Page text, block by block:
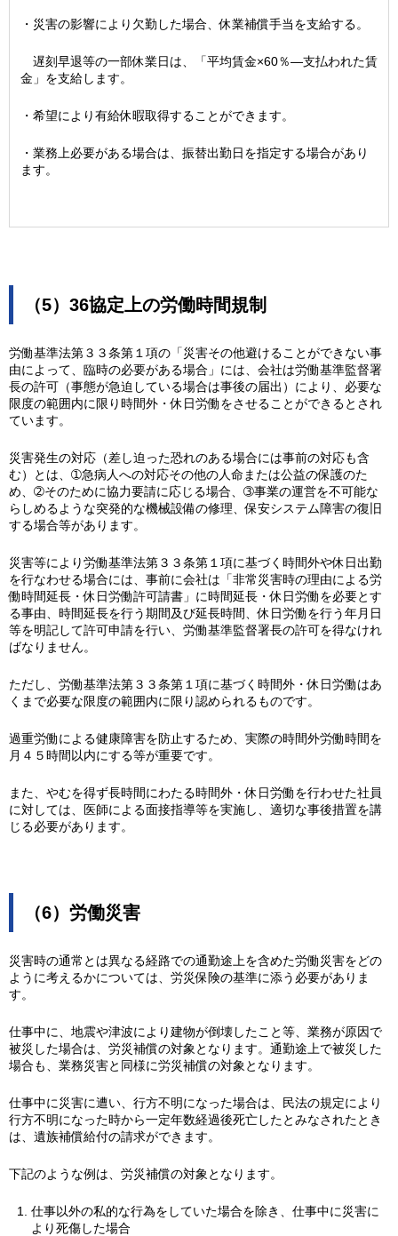
・災害の影響により欠勤した場合、休業補償手当を支給する。
遅刻早退等の一部休業日は、「平均賃金×60％―支払われた賃
金」を支給します。
・希望により有給休暇取得することができます。
・業務上必要がある場合は、振替出勤日を指定する場合があり
ます。
（5）36協定上の労働時間規制
労働基準法第３３条第１項の「災害その他避けることができない事
由によって、臨時の必要がある場合」には、会社は労働基準監督署
長の許可（事態が急迫している場合は事後の届出）により、必要な
限度の範囲内に限り時間外・休日労働をさせることができるとされ
ています。
災害発生の対応（差し迫った恐れのある場合には事前の対応も含
む）とは、➀急病人への対応その他の人命または公益の保護のた
め、➁そのために協力要請に応じる場合、➂事業の運営を不可能な
らしめるような突発的な機械設備の修理、保安システム障害の復旧
する場合等があります。
災害等により労働基準法第３３条第１項に基づく時間外や休日出勤
を行なわせる場合には、事前に会社は「非常災害時の理由による労
働時間延長・休日労働許可請書」に時間延長・休日労働を必要とす
る事由、時間延長を行う期間及び延長時間、休日労働を行う年月日
等を明記して許可申請を行い、労働基準監督署長の許可を得なけれ
ばなりません。
ただし、労働基準法第３３条第１項に基づく時間外・休日労働はあ
くまで必要な限度の範囲内に限り認められるものです。
過重労働による健康障害を防止するため、実際の時間外労働時間を
月４５時間以内にする等が重要です。
また、やむを得ず長時間にわたる時間外・休日労働を行わせた社員
に対しては、医師による面接指導等を実施し、適切な事後措置を講
じる必要があります。
（6）労働災害
災害時の通常とは異なる経路での通勤途上を含めた労働災害をどの
ように考えるかについては、労災保険の基準に添う必要がありま
す。
仕事中に、地震や津波により建物が倒壊したこと等、業務が原因で
被災した場合は、労災補償の対象となります。通勤途上で被災した
場合も、業務災害と同様に労災補償の対象となります。
仕事中に災害に遭い、行方不明になった場合は、民法の規定により
行方不明になった時から一定年数経過後死亡したとみなされたとき
は、遺族補償給付の請求ができます。
下記のような例は、労災補償の対象となります。
仕事以外の私的な行為をしていた場合を除き、仕事中に災害に
より死傷した場合